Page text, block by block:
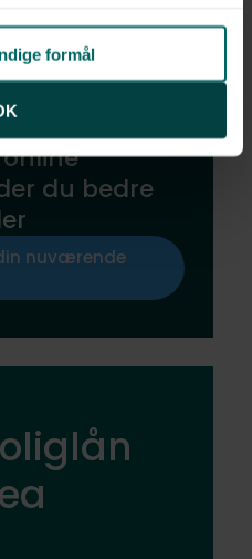
formål
bolig?
du bedre
nuværende